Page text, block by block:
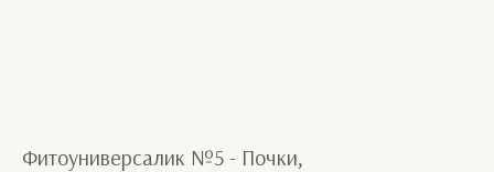
Фитоуниверсалик №5 - Почки,